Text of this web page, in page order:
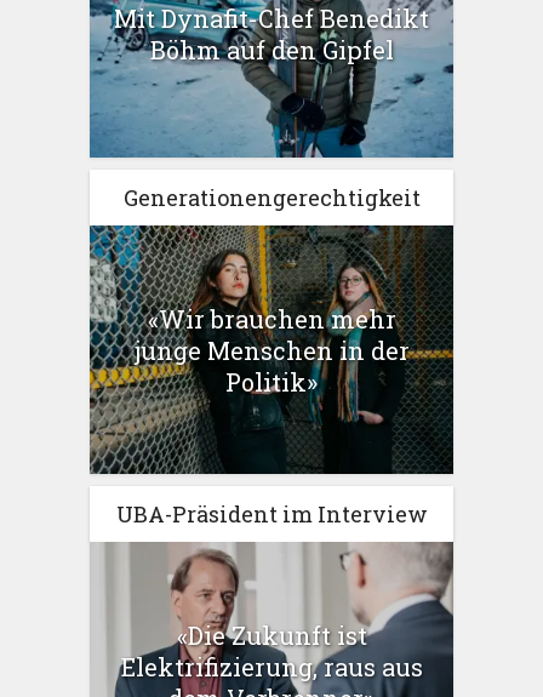
Mit Dynafit-Chef Benedikt
Böhm auf den Gipfel
Generationengerechtigkeit
«Wir brauchen mehr
junge Menschen in der
Politik»
UBA-Präsident im Interview
«Die Zukunft ist
Elektrifizierung, raus aus